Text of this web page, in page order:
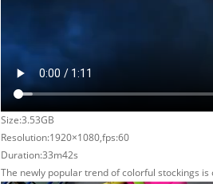
Size:3.53GB
Resolution:1920×1080,fps:60
Duration:33m42s
The newly popular trend of colorful stockings